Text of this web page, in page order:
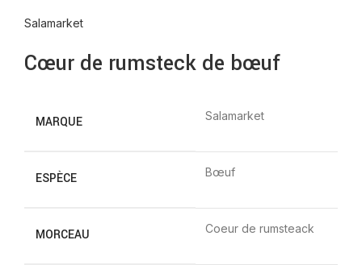
Salamarket
Cœur de rumsteck de bœuf
MARQUE Salamarket
ESPÈCE Bœuf
MORCEAU Coeur de rumsteack